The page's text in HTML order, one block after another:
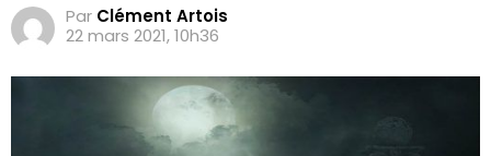
Par Clément Artois
22 mars 2021, 10h36